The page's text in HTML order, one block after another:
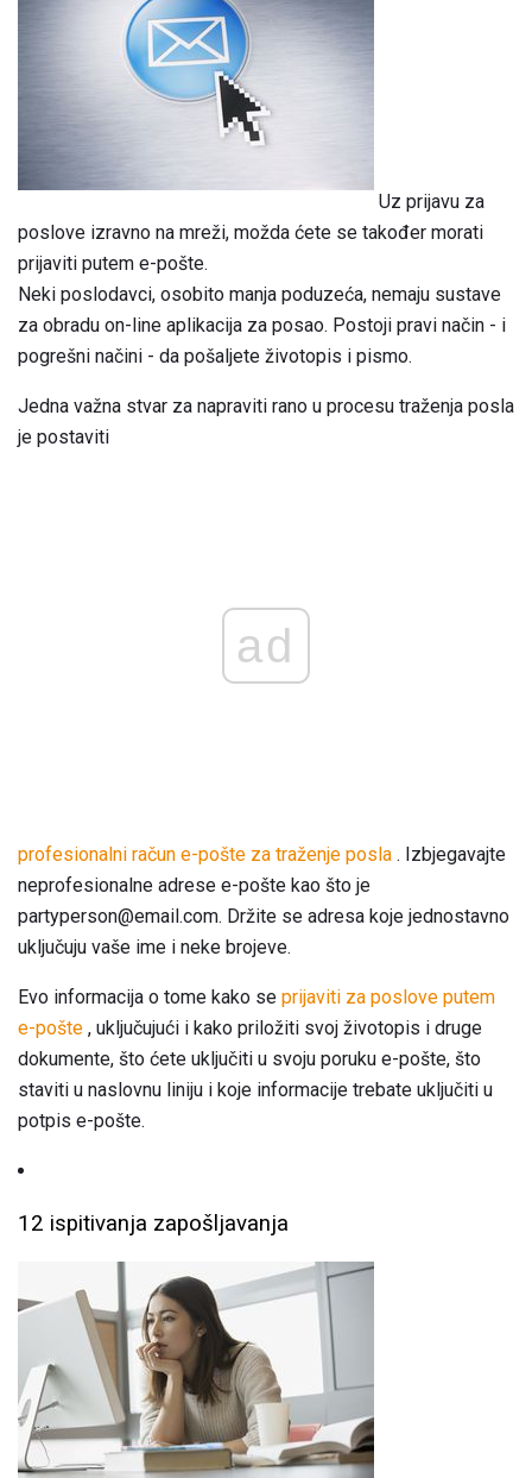
Uz prijavu za
poslove izravno na mreži, možda ćete se također morati
prijaviti putem e-pošte.
Neki poslodavci, osobito manja poduzeća, nemaju sustave
za obradu on-line aplikacija za posao. Postoji pravi način - i
pogrešni načini - da pošaljete životopis i pismo.
Jedna važna stvar za napraviti rano u procesu traženja posla
je postaviti
ad
profesionalni račun e-pošte za traženje posla . Izbjegavajte
neprofesionalne adrese e-pošte kao što je
partyperson@email.com. Držite se adresa koje jednostavno
uključuju vaše ime i neke brojeve.
Evo informacija o tome kako se prijaviti za poslove putem
e-pošte , uključujući i kako priložiti svoj životopis i druge
dokumente, što ćete uključiti u svoju poruku e-pošte, što
staviti u naslovnu liniju i koje informacije trebate uključiti u
potpis e-pošte.
12 ispitivanja zapošljavanja